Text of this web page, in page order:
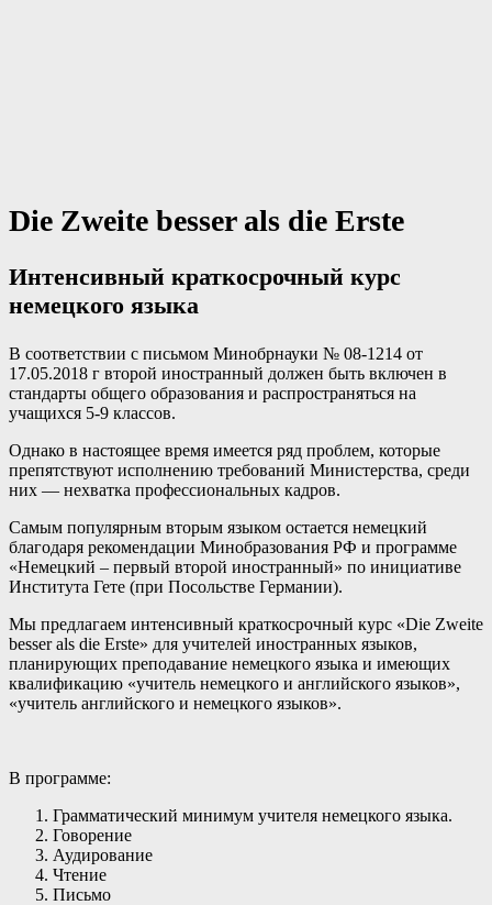
Die Zweite besser als die Erste
Интенсивный краткосрочный курс
немецкого языка
В соответствии с письмом Минобрнауки № 08-1214 от
17.05.2018 г второй иностранный должен быть включен в
стандарты общего образования и распространяться на
учащихся 5-9 классов.
Однако в настоящее время имеется ряд проблем, которые
препятствуют исполнению требований Министерства, среди
них — нехватка профессиональных кадров.
Самым популярным вторым языком остается немецкий
благодаря рекомендации Минобразования РФ и программе
«Немецкий – первый второй иностранный» по инициативе
Института Гете (при Посольстве Германии).
Мы предлагаем интенсивный краткосрочный курс «Die Zweite
besser als die Erste» для учителей иностранных языков,
планирующих преподавание немецкого языка и имеющих
квалификацию «учитель немецкого и английского языков»,
«учитель английского и немецкого языков».
В программе:
Грамматический минимум учителя немецкого языка.
Говорение
Аудирование
Чтение
Письмо